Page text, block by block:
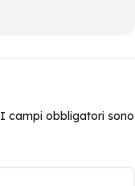
I campi obbligatori sono